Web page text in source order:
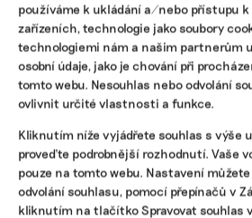
používáme k ukládání a/nebo přístupu
zařízeních, technologie jako soubory
technologiemi nám a našim partnerům
osobní údaje, jako je chování při
tomto webu. Nesouhlas nebo odvolání
ovlivnit určité vlastnosti a funkce.
Kliknutím níže vyjádřete souhlas s výše
proveďte podrobnější rozhodnutí. Vaše
pouze na tomto webu. Nastavení
odvolání souhlasu, pomocí přepínačů v
kliknutím na tlačítko Spravovat souhlas
Kam se posouva trend
tato metoda funguje v praxi bude
konference o regenerativním
Redakce | 23. ledna 2023 | Komerční
půda,regeneratovní zemědělství